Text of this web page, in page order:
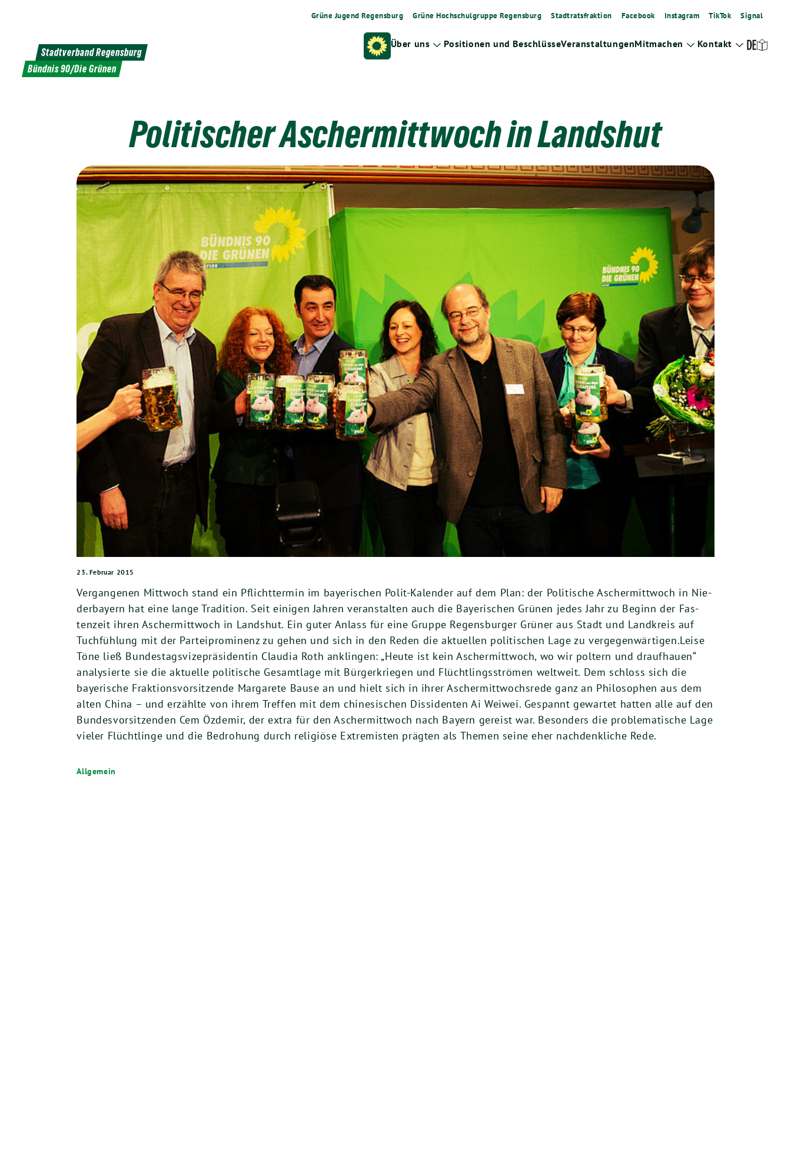
Grüne Jugend Regensburg Grüne Hochschulgruppe Regensburg Stadtratsfraktion Facebook Instagram TikTok Signal
Stadtverband Regensburg
Bündnis 90/Die Grünen
Über uns Zeige
Positionen und BeschlüsseVeranstaltungenMitmachen
Zeige
Kontakt Zeige
Politischer Aschermittwoch in Landshut
23. Februar 2015
Ver­gan­ge­nen Mitt­woch stand ein Pflicht­ter­min im baye­ri­schen Polit-Kalen­der auf dem Plan: der Poli­ti­sche Ascher­mitt­woch in Nie­
der­bay­ern hat eine lan­ge Tra­di­ti­on. Seit eini­gen Jah­ren ver­an­stal­ten auch die Baye­ri­schen Grü­nen jedes Jahr zu Beginn der Fas­
ten­zeit ihren Ascher­mitt­woch in Lands­hut. Ein guter Anlass für eine Grup­pe Regens­bur­ger Grü­ner aus Stadt und Land­kreis auf
Tuch­füh­lung mit der Par­tei­pro­mi­nenz zu gehen und sich in den Reden die aktu­el­len poli­ti­schen Lage zu ver­ge­gen­wär­ti­gen.Lei­se
Töne ließ Bun­des­tags­vi­ze­prä­si­den­tin Clau­dia Roth anklin­gen: „Heu­te ist kein Ascher­mitt­woch, wo wir pol­tern und drauf­hau­en“
ana­ly­sier­te sie die aktu­el­le poli­ti­sche Gesamt­la­ge mit Bür­ger­krie­gen und Flücht­lings­strö­men welt­weit. Dem schloss sich die
baye­ri­sche Frak­ti­ons­vor­sit­zen­de Mar­ga­re­te Bau­se an und hielt sich in ihrer Ascher­mitt­wochs­re­de ganz an Phi­lo­so­phen aus dem
alten Chi­na – und erzähl­te von ihrem Tref­fen mit dem chi­ne­si­schen Dis­si­den­ten Ai Wei­wei. Gespannt gewar­tet hat­ten alle auf den
Bun­des­vor­sit­zen­den Cem Özd­emir, der extra für den Ascher­mitt­woch nach Bay­ern gereist war. Beson­ders die pro­ble­ma­ti­sche Lage
vie­ler Flücht­lin­ge und die Bedro­hung durch reli­giö­se Extre­mis­ten präg­ten als The­men sei­ne eher nach­denk­li­che Rede.
Allgemein